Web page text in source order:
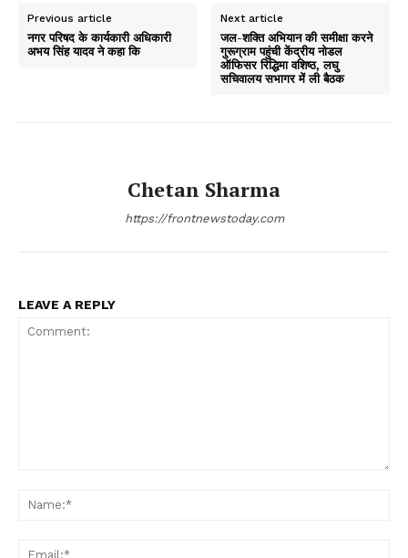
Previous article
नगर परिषद के कार्यकारी अधिकारी
अभय सिंह यादव ने कहा कि
Next article
जल-शक्ति अभियान की समीक्षा करने
गुरूग्राम पहुंची केंद्रीय नोडल
ऑफिसर रिद्धिमा वशिष्ठ, लघु
सचिवालय सभागर में ली बैठक
Chetan Sharma
https://frontnewstoday.com
LEAVE A REPLY